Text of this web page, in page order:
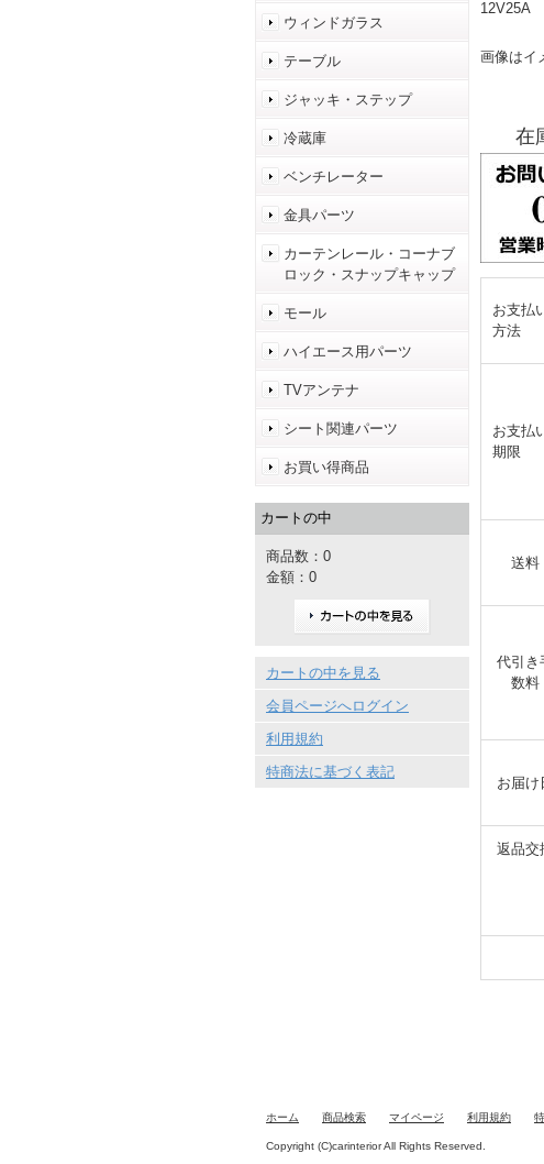
12V25A
画像はイ
在
お支払
方法
お支払
期限
送料
代引き
数料
お届け
返品交
ウィンドガラス
テーブル
ジャッキ・ステップ
冷蔵庫
ベンチレーター
金具パーツ
カーテンレール・コーナブ
ロック・スナップキャップ
モール
ハイエース用パーツ
TVアンテナ
シート関連パーツ
お買い得商品
カートの中
商品数：0
金額：0
カートの中を見る
会員ページへログイン
利用規約
特商法に基づく表記
ホーム 商品検索 マイページ 利用規約
Copyright (C)carinterior All Rights Reserved.